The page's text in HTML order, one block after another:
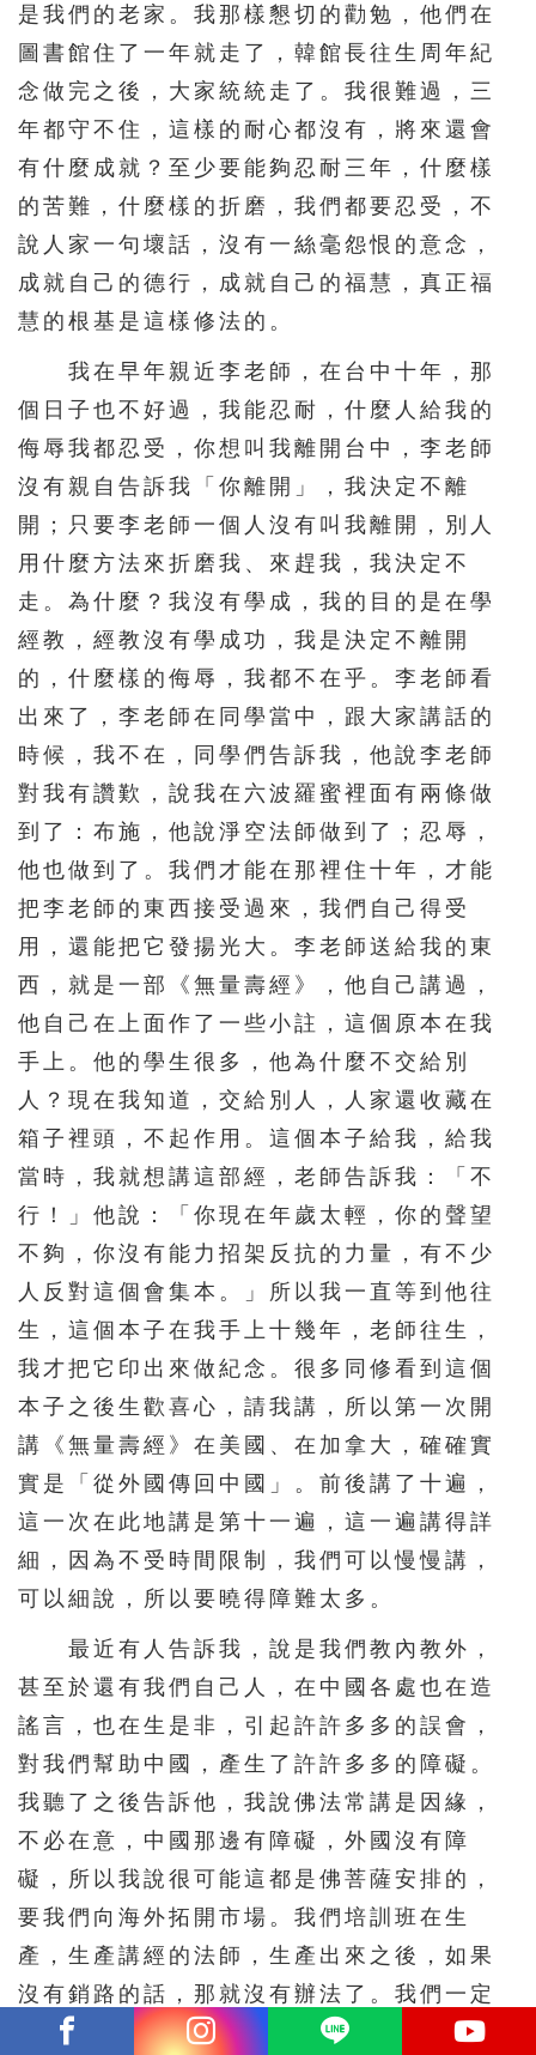
是我們的老家。我那樣懇切的勸勉，他們在
圖書館住了一年就走了，韓館長往生周年紀
念做完之後，大家統統走了。我很難過，三
年都守不住，這樣的耐心都沒有，將來還會
有什麼成就？至少要能夠忍耐三年，什麼樣
的苦難，什麼樣的折磨，我們都要忍受，不
說人家一句壞話，沒有一絲毫怨恨的意念，
成就自己的德行，成就自己的福慧，真正福
慧的根基是這樣修法的。
我在早年親近李老師，在台中十年，那
個日子也不好過，我能忍耐，什麼人給我的
侮辱我都忍受，你想叫我離開台中，李老師
沒有親自告訴我「你離開」，我決定不離
開；只要李老師一個人沒有叫我離開，別人
用什麼方法來折磨我、來趕我，我決定不
走。為什麼？我沒有學成，我的目的是在學
經教，經教沒有學成功，我是決定不離開
的，什麼樣的侮辱，我都不在乎。李老師看
出來了，李老師在同學當中，跟大家講話的
時候，我不在，同學們告訴我，他說李老師
對我有讚歎，說我在六波羅蜜裡面有兩條做
到了：布施，他說淨空法師做到了；忍辱，
他也做到了。我們才能在那裡住十年，才能
把李老師的東西接受過來，我們自己得受
用，還能把它發揚光大。李老師送給我的東
西，就是一部《無量壽經》，他自己講過，
他自己在上面作了一些小註，這個原本在我
手上。他的學生很多，他為什麼不交給別
人？現在我知道，交給別人，人家還收藏在
箱子裡頭，不起作用。這個本子給我，給我
當時，我就想講這部經，老師告訴我：「不
行！」他說：「你現在年歲太輕，你的聲望
不夠，你沒有能力招架反抗的力量，有不少
人反對這個會集本。」所以我一直等到他往
生，這個本子在我手上十幾年，老師往生，
我才把它印出來做紀念。很多同修看到這個
本子之後生歡喜心，請我講，所以第一次開
講《無量壽經》在美國、在加拿大，確確實
實是「從外國傳回中國」。前後講了十遍，
這一次在此地講是第十一遍，這一遍講得詳
細，因為不受時間限制，我們可以慢慢講，
可以細說，所以要曉得障難太多。
最近有人告訴我，說是我們教內教外，
甚至於還有我們自己人，在中國各處也在造
謠言，也在生是非，引起許許多多的誤會，
對我們幫助中國，產生了許許多多的障礙。
我聽了之後告訴他，我說佛法常講是因緣，
不必在意，中國那邊有障礙，外國沒有障
礙，所以我說很可能這都是佛菩薩安排的，
要我們向海外拓開市場。我們培訓班在生
產，生產講經的法師，生產出來之後，如果
沒有銷路的話，那就沒有辦法了。我們一定
要去推銷，要去找銷路，因為這麼一個原